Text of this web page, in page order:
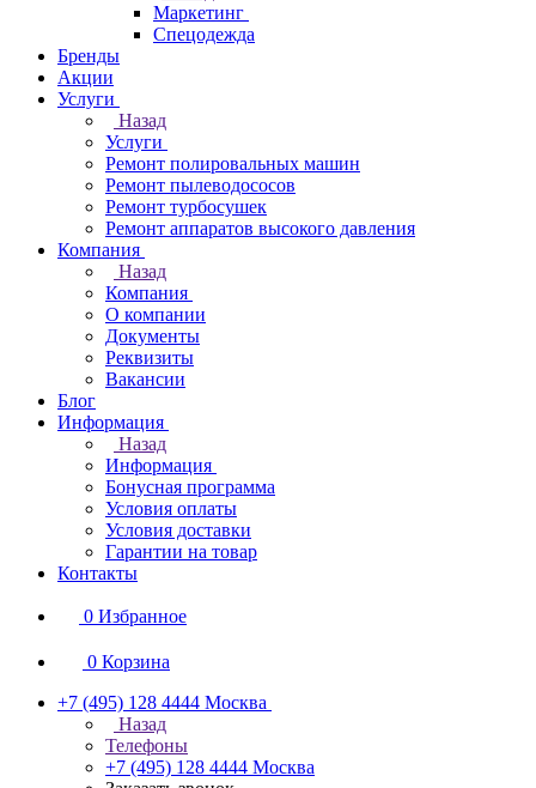
Маркетинг
Спецодежда
Бренды
Акции
Услуги
Назад
Услуги
Ремонт полировальных машин
Ремонт пылеводососов
Ремонт турбосушек
Ремонт аппаратов высокого давления
Компания
Назад
Компания
О компании
Документы
Реквизиты
Вакансии
Блог
Информация
Назад
Информация
Бонусная программа
Условия оплаты
Условия доставки
Гарантии на товар
Контакты
0 Избранное
0 Корзина
+7 (495) 128 4444 Москва
Назад
Телефоны
+7 (495) 128 4444 Москва